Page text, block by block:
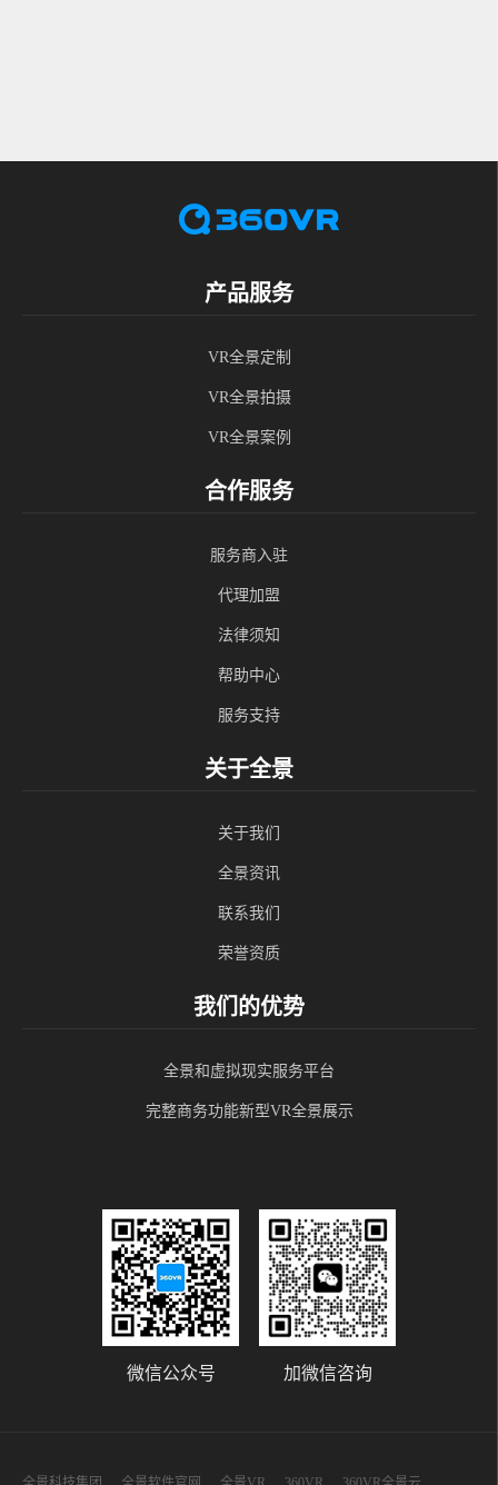
产品服务
VR全景定制
VR全景拍摄
VR全景案例
合作服务
服务商入驻
代理加盟
法律须知
帮助中心
服务支持
关于全景
关于我们
全景资讯
联系我们
荣誉资质
我们的优势
全景和虚拟现实服务平台
完整商务功能新型VR全景展示
微信公众号 加微信咨询